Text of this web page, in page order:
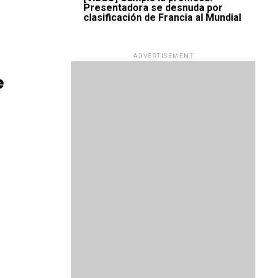
Presentadora se desnuda por
clasificación de Francia al Mundial
ADVERTISEMENT